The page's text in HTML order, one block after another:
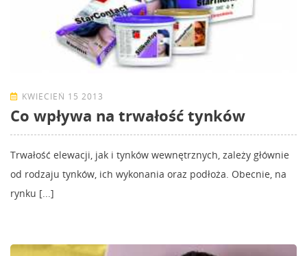
KWIECIEŃ 15 2013
Co wpływa na trwałość tynków
Trwałość elewacji, jak i tynków wewnętrznych, zależy głównie
od rodzaju tynków, ich wykonania oraz podłoża. Obecnie, na
rynku [...]